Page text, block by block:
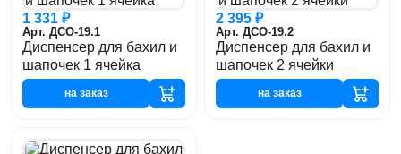
1 331 ₽
Арт. ДСО-19.1
Диспенсер для бахил и
шапочек 1 ячейка
на заказ
2 395 ₽
Арт. ДСО-19.2
Диспенсер для бахил и
шапочек 2 ячейки
на заказ